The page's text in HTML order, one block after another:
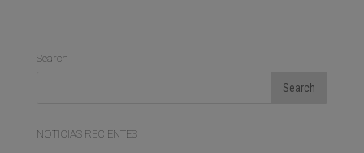
Search
NOTICIAS RECIENTES